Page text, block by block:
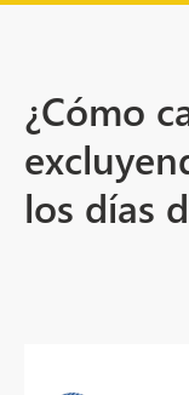
¿Cómo
los días